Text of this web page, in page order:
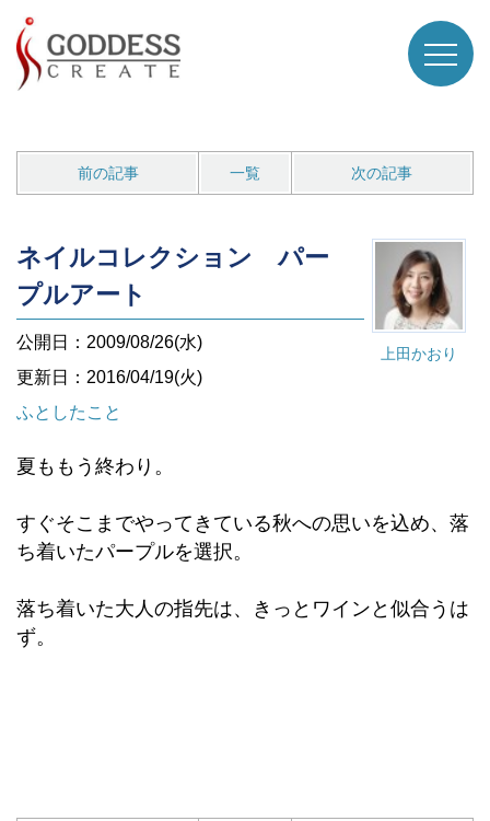
前の記事 一覧 次の記事
上田かおり
ネイルコレクション パー
プルアート
公開日：2009/08/26(水)
更新日：2016/04/19(火)
ふとしたこと
夏ももう終わり。
すぐそこまでやってきている秋への思いを込め、落
ち着いたパープルを選択。
落ち着いた大人の指先は、きっとワインと似合うは
ず。